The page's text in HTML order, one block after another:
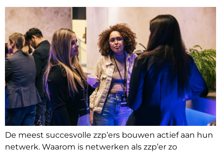
De meest succesvolle zzp’ers bouwen actief aan hun
netwerk. Waarom is netwerken als zzp’er zo